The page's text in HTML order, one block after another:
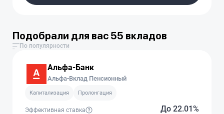
Подобрали для вас 55 вкладов
По популярности
Альфа-Банк
Альфа-Вклад Пенсионный
Капитализация Пролонгация
До 22.01%
Эффективная ставка